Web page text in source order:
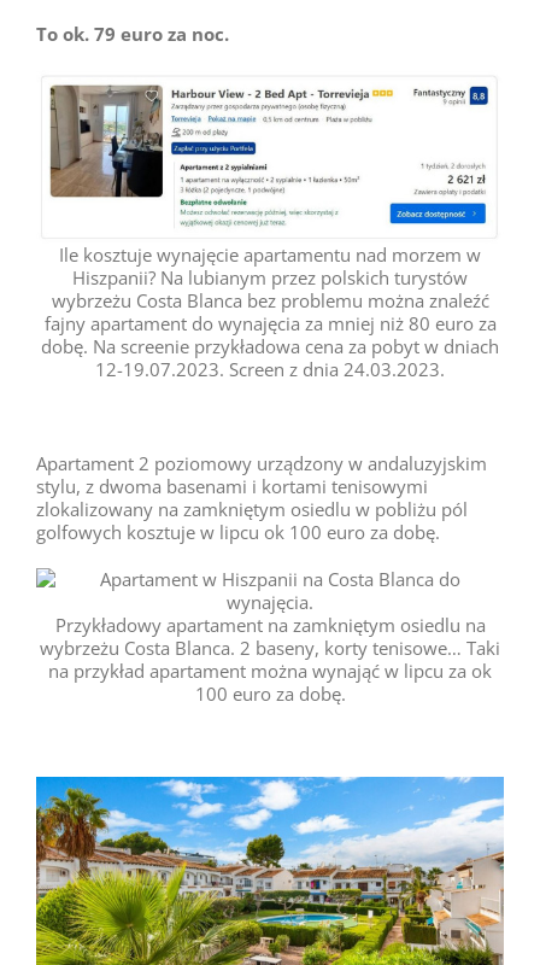
To ok. 79 euro za noc.
Ile kosztuje wynajęcie apartamentu nad morzem w
Hiszpanii? Na lubianym przez polskich turystów
wybrzeżu Costa Blanca bez problemu można znaleźć
fajny apartament do wynajęcia za mniej niż 80 euro za
dobę. Na screenie przykładowa cena za pobyt w dniach
12-19.07.2023. Screen z dnia 24.03.2023.
Apartament 2 poziomowy urządzony w andaluzyjskim
stylu, z dwoma basenami i kortami tenisowymi
zlokalizowany na zamkniętym osiedlu w pobliżu pól
golfowych kosztuje w lipcu ok 100 euro za dobę.
Przykładowy apartament na zamkniętym osiedlu na
wybrzeżu Costa Blanca. 2 baseny, korty tenisowe… Taki
na przykład apartament można wynająć w lipcu za ok
100 euro za dobę.